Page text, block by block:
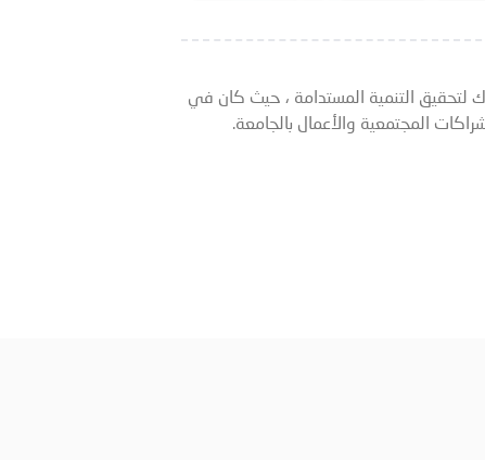
لتحقيق التنمية المستدامة ، حيث كان في
المجتمعية والأعمال بالجامعة.